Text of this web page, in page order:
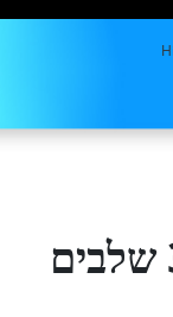
הפעלת מוצרים ב-3 שלבים